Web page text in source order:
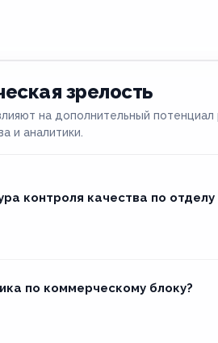
зрелость
на дополнительный
и аналитики.
контроля качества по
по коммерческому блоку?